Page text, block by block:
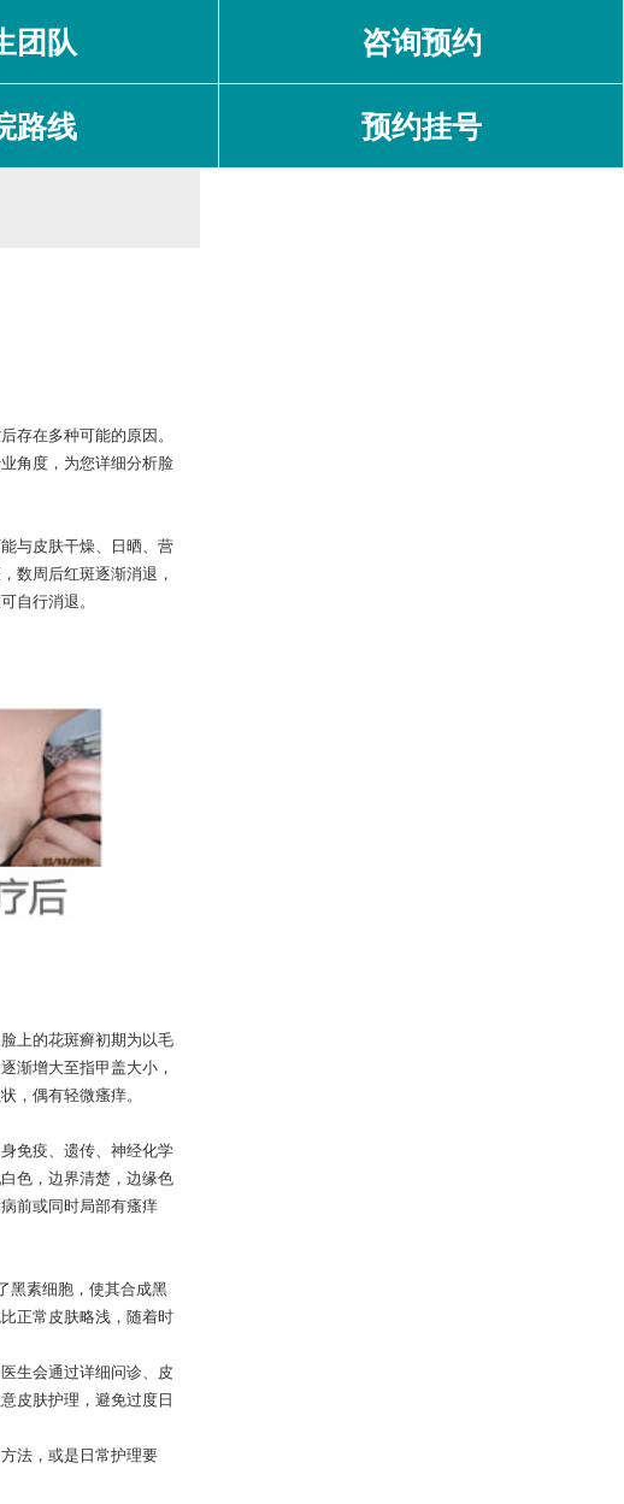
团队 咨询预约
路线 预约挂号
在多种可能的原因。
角度，为您详细分析脸
与皮肤干燥、日晒、营
数周后红斑逐渐消退，
自行消退。
上的花斑癣初期为以毛
渐增大至指甲盖大小，
，偶有轻微瘙痒。
免疫、遗传、神经化学
色，边界清楚，边缘色
前或同时局部有瘙痒
素细胞，使其合成黑
正常皮肤略浅，随着时
生会通过详细问诊、皮
皮肤护理，避免过度日
法，或是日常护理要